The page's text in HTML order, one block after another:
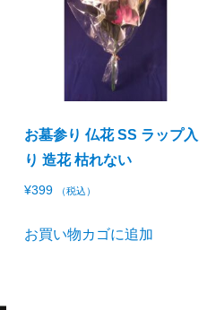
お墓参り 仏花 SS ラップ入
り 造花 枯れない
¥399 （税込）
お買い物カゴに追加